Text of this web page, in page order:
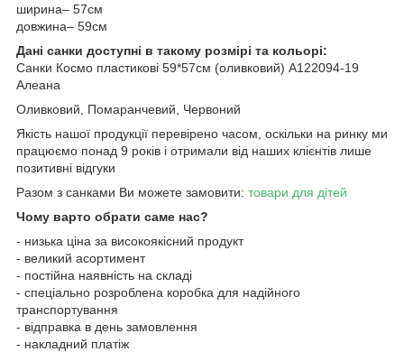
ширина– 57см
довжина– 59см
Дані санки доступні в такому розмірі та кольорі:
Санки Космо пластикові 59*57см (оливковий) А122094-19
Алеана
Оливковий, Помаранчевий, Червоний
Якість нашої продукції перевірено часом, оскільки на ринку ми
працюємо понад 9 років і отримали від наших клієнтів лише
позитивні відгуки
Разом з санками Ви можете замовити: товари для дітей
Чому варто обрати саме нас?
- низька ціна за високоякісний продукт
- великий асортимент
- постійна наявність на складі
- спеціально розроблена коробка для надійного
транспортування
- відправка в день замовлення
- накладний платіж